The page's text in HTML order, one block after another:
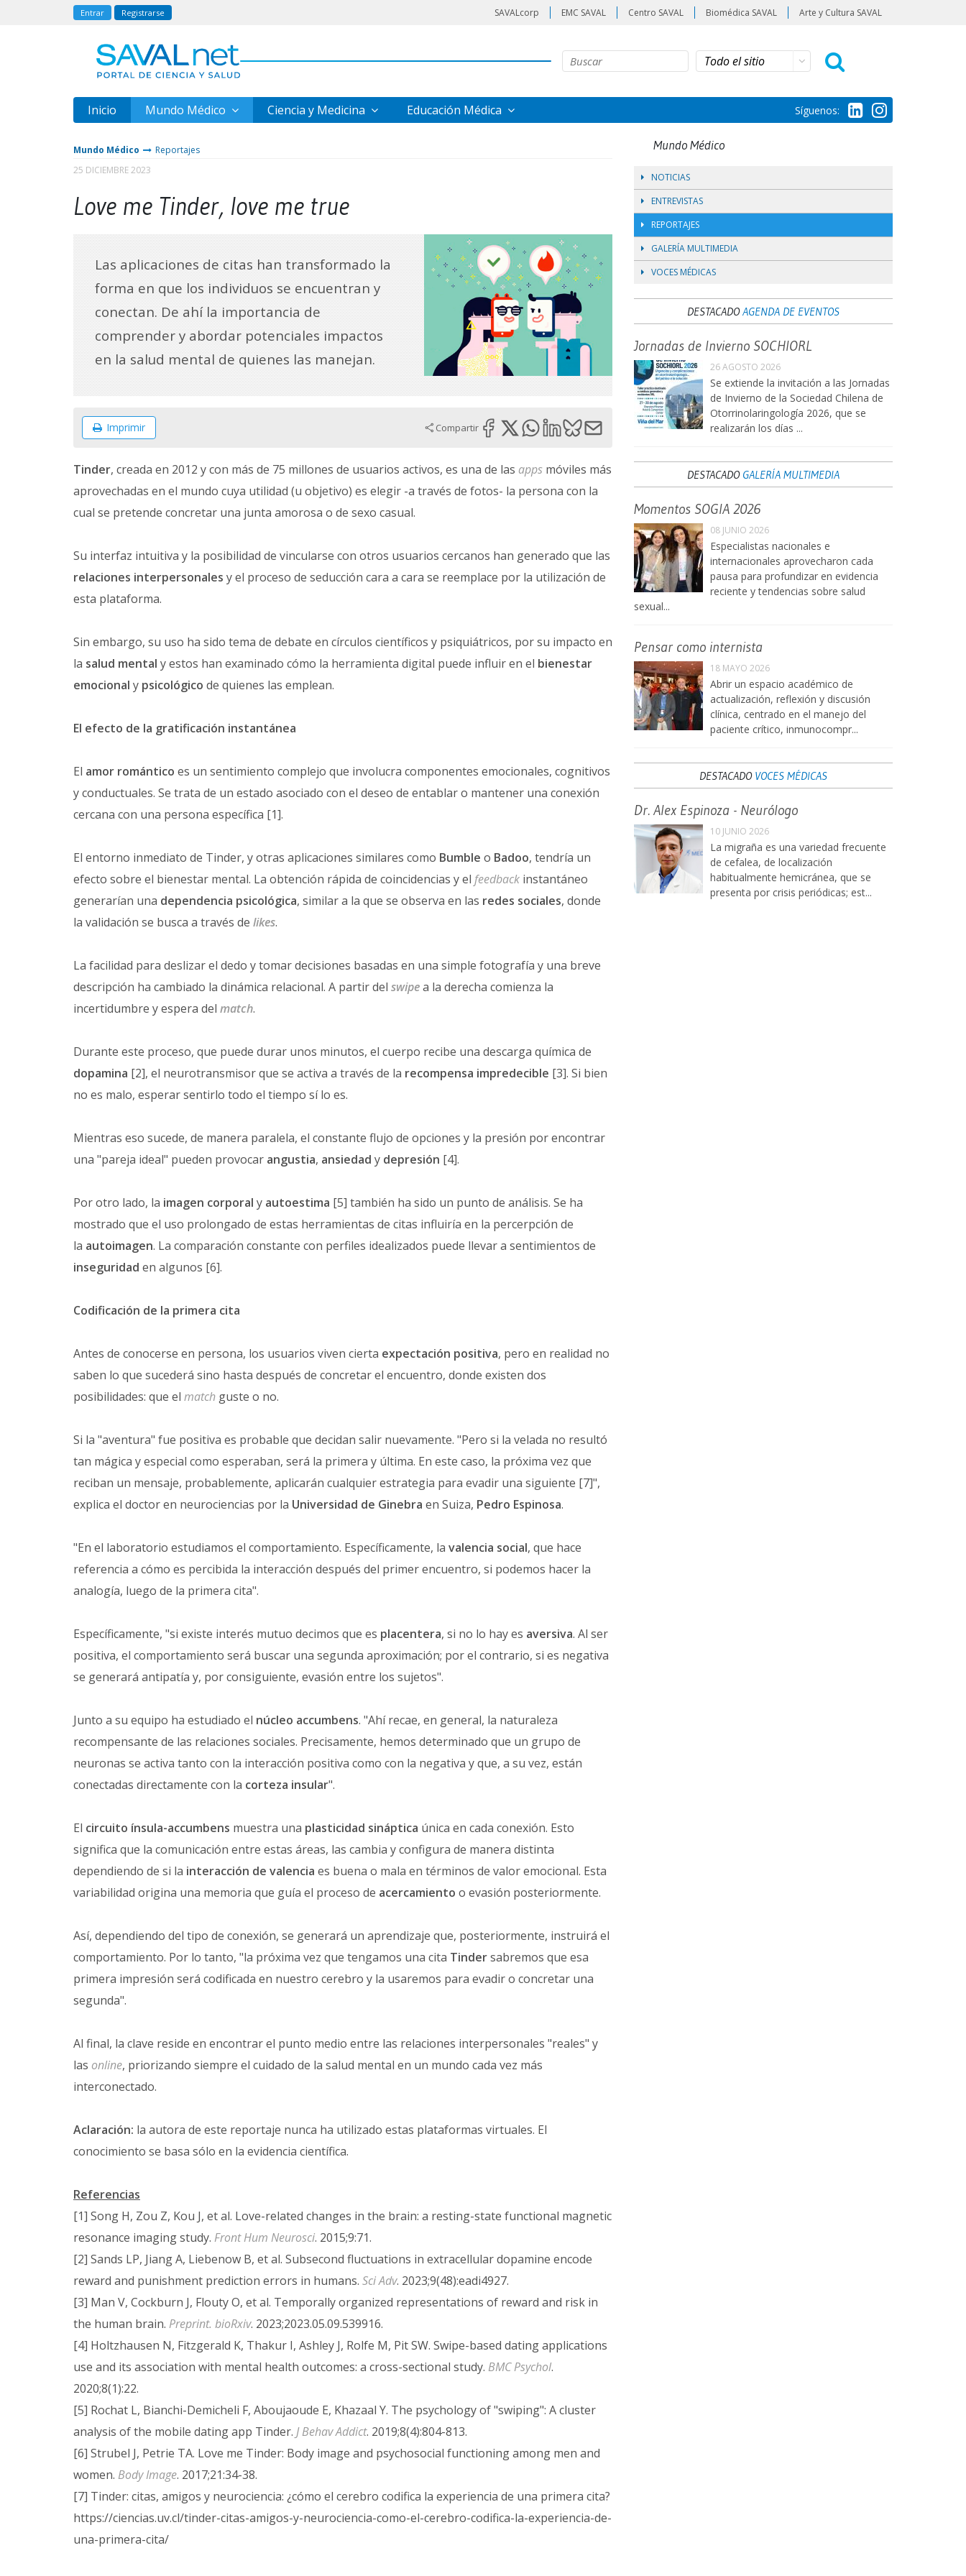
Entrar Registrarse SAVALcorp EMC SAVAL Centro SAVAL Biomédica SAVAL Arte y Cultura SAVAL
Inicio Mundo Médico Ciencia y Medicina Educación Médica Síguenos:
Mundo Médico
Reportajes
25 DICIEMBRE 2023
Love me Tinder, love me true
Las aplicaciones de citas han transformado la
forma en que los individuos se encuentran y
conectan. De ahí la importancia de
comprender y abordar potenciales impactos
en la salud mental de quienes las manejan.
Imprimir Compartir
Tinder, creada en 2012 y con más de 75 millones de usuarios activos, es una de las apps móviles más
aprovechadas en el mundo cuya utilidad (u objetivo) es elegir -a través de fotos- la persona con la
cual se pretende concretar una junta amorosa o de sexo casual.
Su interfaz intuitiva y la posibilidad de vincularse con otros usuarios cercanos han generado que las
relaciones interpersonales y el proceso de seducción cara a cara se reemplace por la utilización de
esta plataforma.
Sin embargo, su uso ha sido tema de debate en círculos científicos y psiquiátricos, por su impacto en
la salud mental y estos han examinado cómo la herramienta digital puede influir en el bienestar
emocional y psicológico de quienes las emplean.
El efecto de la gratificación instantánea
El amor romántico es un sentimiento complejo que involucra componentes emocionales, cognitivos
y conductuales. Se trata de un estado asociado con el deseo de entablar o mantener una conexión
cercana con una persona específica [1].
El entorno inmediato de Tinder, y otras aplicaciones similares como Bumble o Badoo, tendría un
efecto sobre el bienestar mental. La obtención rápida de coincidencias y el feedback instantáneo
generarían una dependencia psicológica, similar a la que se observa en las redes sociales, donde
la validación se busca a través de likes.
La facilidad para deslizar el dedo y tomar decisiones basadas en una simple fotografía y una breve
descripción ha cambiado la dinámica relacional. A partir del swipea la derecha comienza la
incertidumbre y espera del match.
Durante este proceso, que puede durar unos minutos, el cuerpo recibe una descarga química de
dopamina [2], el neurotransmisor que se activa a través de la recompensa impredecible [3]. Si bien
no es malo, esperar sentirlo todo el tiempo sí lo es.
Mientras eso sucede, de manera paralela, el constante flujo de opciones y la presión por encontrar
una "pareja ideal" pueden provocar angustia, ansiedad y depresión [4].
Por otro lado, la imagen corporal y autoestima [5] también ha sido un punto de análisis. Se ha
mostrado que el uso prolongado de estas herramientas de citas influiría en la percerpción de
la autoimagen. La comparación constante con perfiles idealizados puede llevar a sentimientos de
inseguridad en algunos [6].
Codificación de la primera cita
Antes de conocerse en persona, los usuarios viven cierta expectación positiva, pero en realidad no
saben lo que sucederá sino hasta después de concretar el encuentro, donde existen dos
posibilidades: que el match guste o no.
Si la "aventura" fue positiva es probable que decidan salir nuevamente. "Pero si la velada no resultó
tan mágica y especial como esperaban, será la primera y última. En este caso, la próxima vez que
reciban un mensaje, probablemente, aplicarán cualquier estrategia para evadir una siguiente [7]",
explica el doctor en neurociencias por la Universidad de Ginebra en Suiza, Pedro Espinosa.
"En el laboratorio estudiamos el comportamiento. Específicamente, la valencia social, que hace
referencia a cómo es percibida la interacción después del primer encuentro, si podemos hacer la
analogía, luego de la primera cita".
Específicamente, "si existe interés mutuo decimos que es placentera, si no lo hay es aversiva. Al ser
positiva, el comportamiento será buscar una segunda aproximación; por el contrario, si es negativa
se generará antipatía y, por consiguiente, evasión entre los sujetos".
Junto a su equipo ha estudiado el núcleo accumbens. "Ahí recae, en general, la naturaleza
recompensante de las relaciones sociales. Precisamente, hemos determinado que un grupo de
neuronas se activa tanto con la interacción positiva como con la negativa y que, a su vez, están
conectadas directamente con la corteza insular".
El circuito ínsula-accumbens muestra una plasticidad sináptica única en cada conexión. Esto
significa que la comunicación entre estas áreas, las cambia y configura de manera distinta
dependiendo de si la interacción de valencia es buena o mala en términos de valor emocional. Esta
variabilidad origina una memoria que guía el proceso de acercamiento o evasión posteriormente.
Así, dependiendo del tipo de conexión, se generará un aprendizaje que, posteriormente, instruirá el
comportamiento. Por lo tanto, "la próxima vez que tengamos una cita Tindersabremos que esa
primera impresión será codificada en nuestro cerebro y la usaremos para evadir o concretar una
segunda".
Al final, la clave reside en encontrar el punto medio entre las relaciones interpersonales "reales" y
las online, priorizando siempre el cuidado de la salud mental en un mundo cada vez más
interconectado.
Aclaración: la autora de este reportaje nunca ha utilizado estas plataformas virtuales. El
conocimiento se basa sólo en la evidencia científica.
Referencias
[1] Song H, Zou Z, Kou J, et al. Love-related changes in the brain: a resting-state functional magnetic
resonance imaging study. Front Hum Neurosci. 2015;9:71.
[2] Sands LP, Jiang A, Liebenow B, et al. Subsecond fluctuations in extracellular dopamine encode
reward and punishment prediction errors in humans. Sci Adv. 2023;9(48):eadi4927.
[3] Man V, Cockburn J, Flouty O, et al. Temporally organized representations of reward and risk in
the human brain. Preprint. bioRxiv. 2023;2023.05.09.539916.
[4] Holtzhausen N, Fitzgerald K, Thakur I, Ashley J, Rolfe M, Pit SW. Swipe-based dating applications
use and its association with mental health outcomes: a cross-sectional study. BMC Psychol.
2020;8(1):22.
[5] Rochat L, Bianchi-Demicheli F, Aboujaoude E, Khazaal Y. The psychology of "swiping": A cluster
analysis of the mobile dating app Tinder. J Behav Addict. 2019;8(4):804-813.
[6] Strubel J, Petrie TA. Love me Tinder: Body image and psychosocial functioning among men and
women. Body Image. 2017;21:34-38.
[7] Tinder: citas, amigos y neurociencia: ¿cómo el cerebro codifica la experiencia de una primera cita?
https://ciencias.uv.cl/tinder-citas-amigos-y-neurociencia-como-el-cerebro-codifica-la-experiencia-de-
una-primera-cita/
Mundo Médico
NOTICIAS
ENTREVISTAS
REPORTAJES
GALERÍA MULTIMEDIA
VOCES MÉDICAS
DESTACADOAGENDA DE EVENTOS
Jornadas de Invierno SOCHIORL
26 AGOSTO 2026
Se extiende la invitación a las Jornadas
de Invierno de la Sociedad Chilena de
Otorrinolaringología 2026, que se
realizarán los días ...
DESTACADO GALERÍA MULTIMEDIA
Momentos SOGIA 2026
08 JUNIO 2026
Especialistas nacionales e
internacionales aprovecharon cada
pausa para profundizar en evidencia
reciente y tendencias sobre salud
sexual...
Pensar como internista
18 MAYO 2026
Abrir un espacio académico de
actualización, reflexión y discusión
clínica, centrado en el manejo del
paciente crítico, inmunocompr...
DESTACADO VOCES MÉDICAS
Dr. Alex Espinoza - Neurólogo
10 JUNIO 2026
La migraña es una variedad frecuente
de cefalea, de localización
habitualmente hemicránea, que se
presenta por crisis periódicas; est...